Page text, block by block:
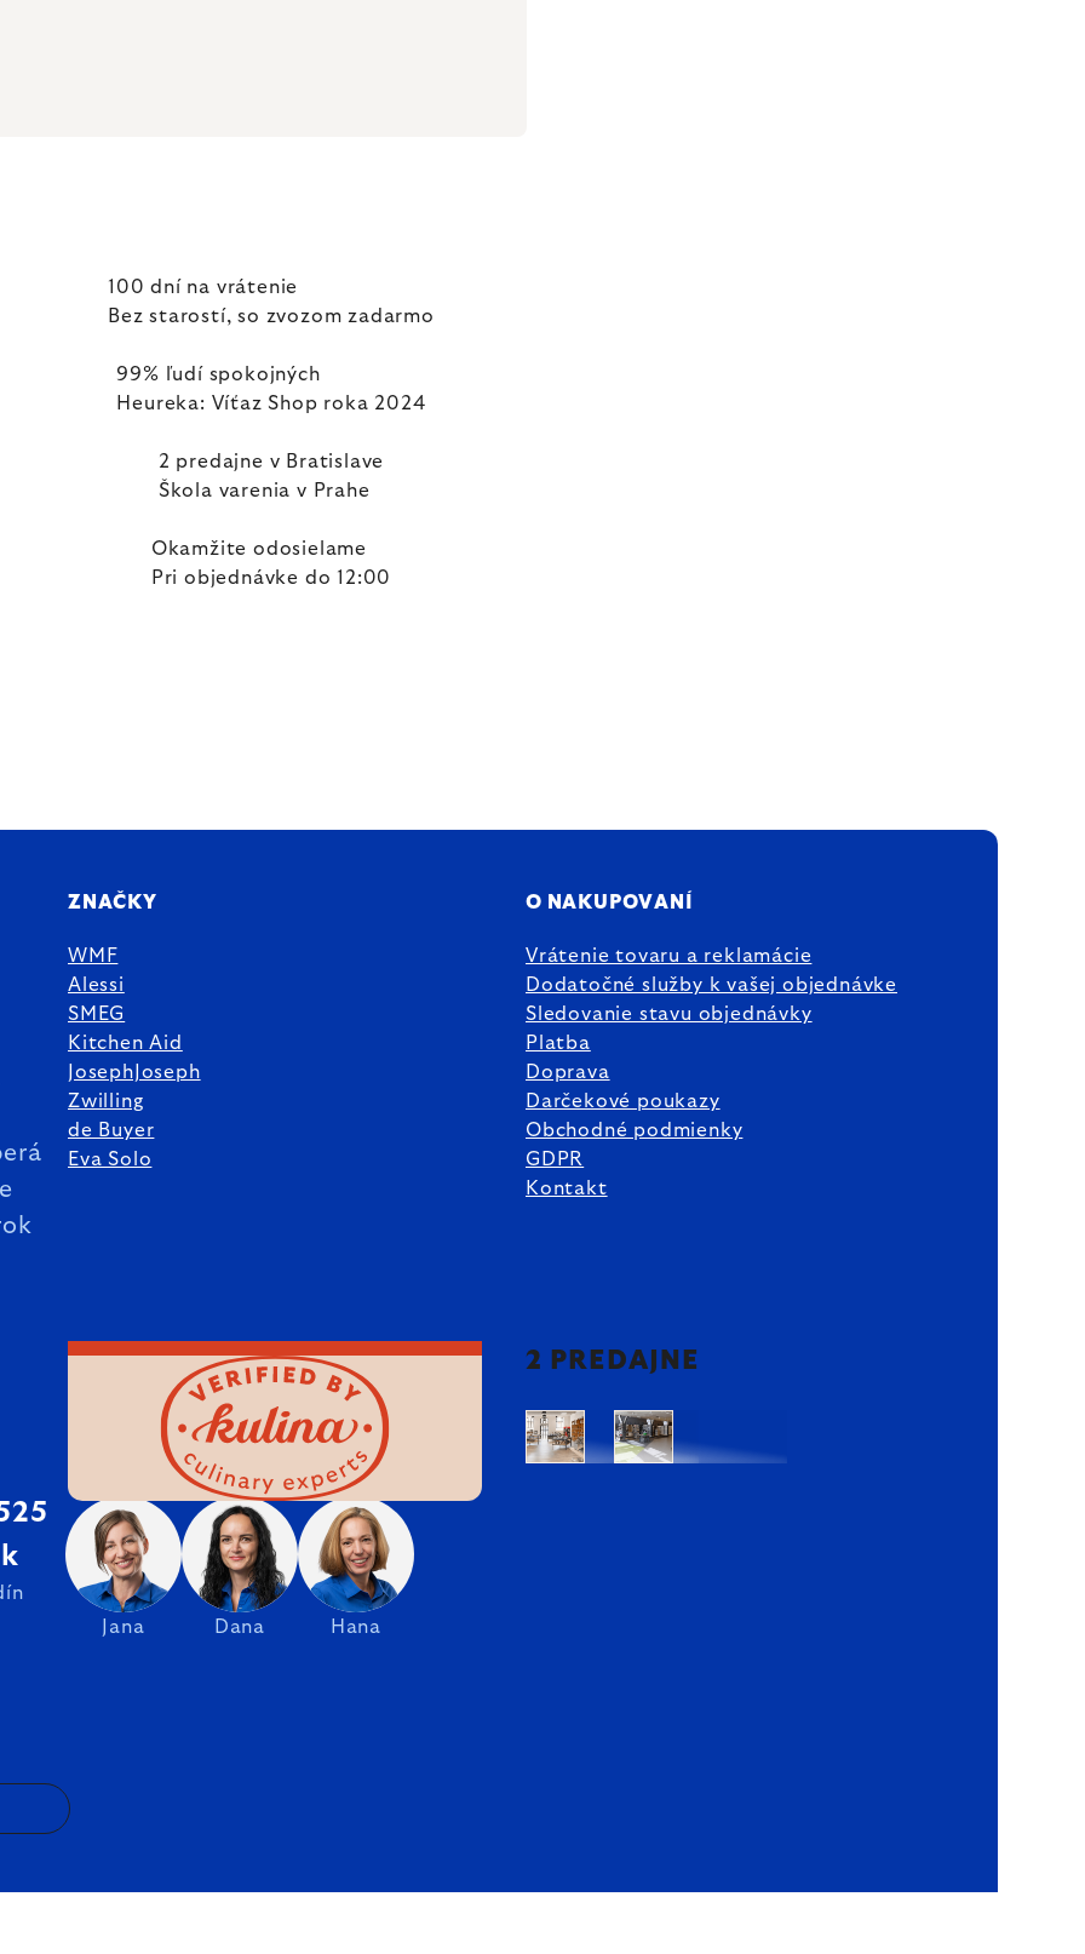
100 dní na vrátenie
Bez starostí, so zvozom zadarmo
99% ľudí spokojných
Heureka: Víťaz Shop roka 2024
2 predajne v Bratislave
Škola varenia v Prahe
Okamžite odosielame
Pri objednávke do 12:00
ZNAČKY
WMF
Alessi
SMEG
Kitchen Aid
JosephJoseph
Zwilling
de Buyer
Eva Solo
O NAKUPOVANÍ
Vrátenie tovaru a reklamácie
Dodatočné služby k vašej objednávke
Sledovanie stavu objednávky
Platba
Doprava
Darčekové poukazy
Obchodné podmienky
GDPR
Kontakt
Jana Dana Hana
2 PREDAJNE